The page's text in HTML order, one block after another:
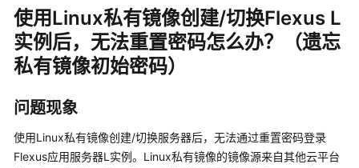
新
动
态
品
绍
使用Linux私有镜像创建/切换Flexus L
实例后，无法重置密码怎么办？（遗忘
私有镜像初始密码）
问题现象
使用Linux私有镜像创建/切换服务器后，无法通过重置密码登录
Flexus应用服务器L实例。Linux私有镜像的镜像源来自其他云平台